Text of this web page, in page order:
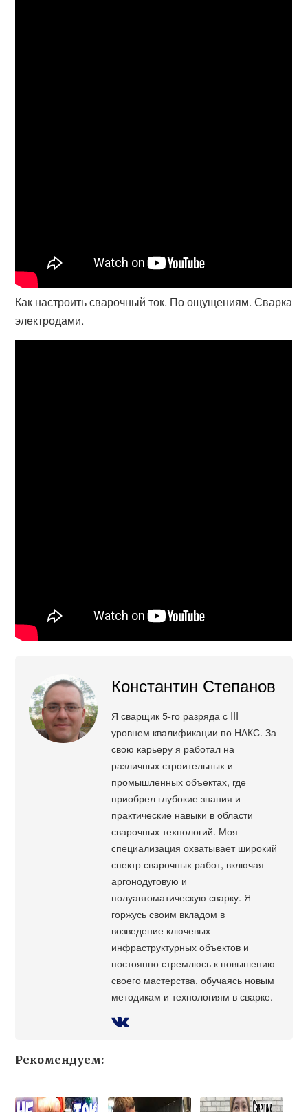
Как настроить сварочный ток. По ощущениям. Сварка
электродами.
Константин Степанов
Я сварщик 5-го разряда с III
уровнем квалификации по НАКС. За
свою карьеру я работал на
различных строительных и
промышленных объектах, где
приобрел глубокие знания и
практические навыки в области
сварочных технологий. Моя
специализация охватывает широкий
спектр сварочных работ, включая
аргонодуговую и
полуавтоматическую сварку. Я
горжусь своим вкладом в
возведение ключевых
инфраструктурных объектов и
постоянно стремлюсь к повышению
своего мастерства, обучаясь новым
методикам и технологиям в сварке.
Рекомендуем: